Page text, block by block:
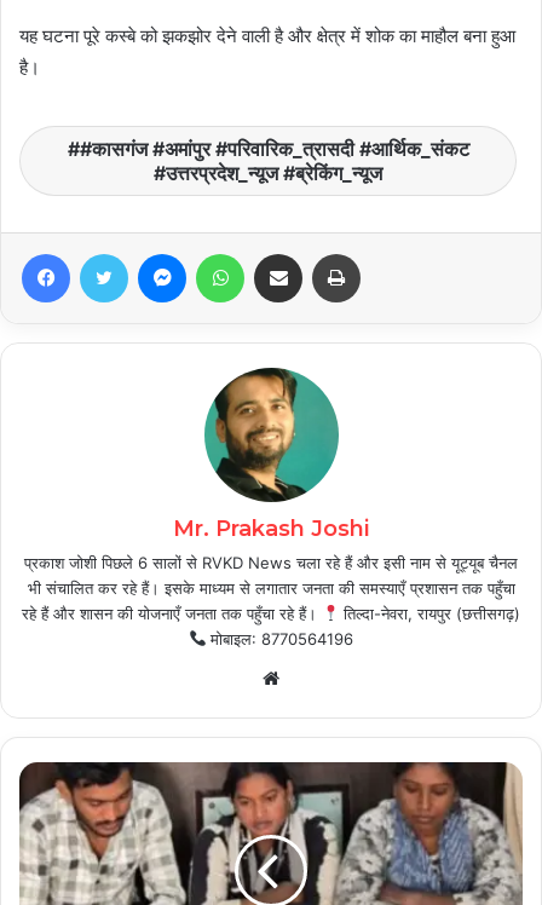
यह घटना पूरे कस्बे को झकझोर देने वाली है और क्षेत्र में शोक का माहौल बना हुआ
है।
#कासगंज #अमांपुर #परिवारिक_त्रासदी #आर्थिक_संकट
#उत्तरप्रदेश_न्यूज #ब्रेकिंग_न्यूज
FacebookTwitter MessengerWhatsAppShare via Email
Mr. Prakash Joshi
प्रकाश जोशी पिछले 6 सालों से RVKD News चला रहे हैं और इसी नाम से यूट्यूब चैनल
भी संचालित कर रहे हैं। इसके माध्यम से लगातार जनता की समस्याएँ प्रशासन तक पहुँचा
रहे हैं और शासन की योजनाएँ जनता तक पहुँचा रहे हैं।
तिल्दा-नेवरा, रायपुर (छत्तीसगढ़)
मोबाइल: 8770564196
Website